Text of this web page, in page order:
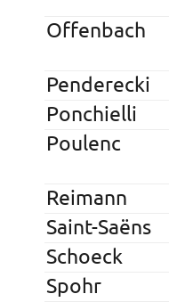
Offenbach
Penderecki
Ponchielli
Poulenc
Reimann
Saint-Saëns
Schoeck
Spohr